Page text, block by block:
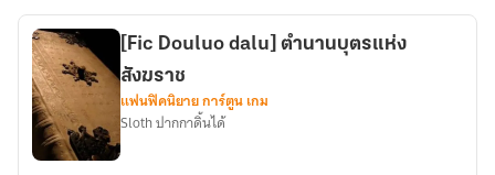
ใช้
ของ
ผู้
ปกครอง
โลก
วิญญาณ
[Fic Douluo dalu] ตำนานบุตรแห่ง
สังฆราช
แฟนฟิคนิยาย การ์ตูน เกม
Sloth ปากกาดิ้นได้